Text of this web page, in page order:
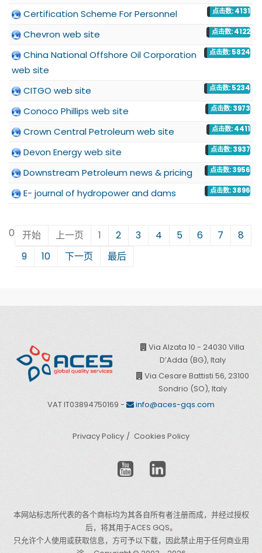
点击数: 4131
Certification Scheme For Personnel
点击数: 4122
Chevron web site
点击数: 5824
China National Offshore Oil Corporation
web site
点击数: 5234
CITGO web site
点击数: 3973
Conoco Phillips web site
点击数: 4411
Crown Central Petroleum web site
点击数: 3937
Devon Energy web site
点击数: 3956
Downstream Petroleum news & pricing
点击数: 3896
E- journal of hydropower and dams
0 开始 上一页 1 2 3 4 5 6 7
8
9
10 下一页 最后
Via Alzata 10 - 24030 Villa
D’Adda (BG), Italy
Via Cesare Battisti 56, 23100
Sondrio (SO), Italy
VAT IT03894750169 -
info@aces-gqs.com
Privacy Policy Cookies Policy
本网站标志所代表的各个商标均为其各自所有者注册而成，并经过授权
后，将其用于ACES GQS。
只允许个人使用或获取信息，方可予以下载，因此禁止用于任何商业用